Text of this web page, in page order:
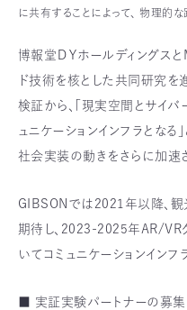
に共有することによって、 物理的
博報堂ＤＹホールディングス
ド技術を核とした共同研究を
検証から、「現実空間とサイ
ュニケーションインフラとなる
社会実装の動きをさらに加速
GIBSONでは2021年以降、観
期待し、2023-2025年AR/VR
いてコミュニケーションインフ
■ 実証実験パートナーの募集